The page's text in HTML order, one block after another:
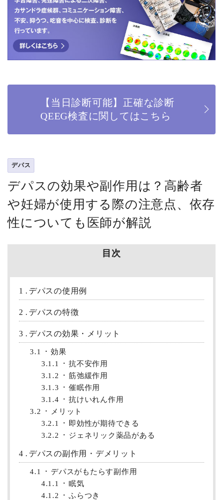
【当日診断可能】正確な診断
QEEG検査に関してはこちら
デパス
デパスの効果や副作用は？高齢者
や妊婦が使用する際の注意点、依存
性についても医師が解説
目次
1 デパスの使用例
2 デパスの特徴
3 デパスの効果・メリット
3.1
効果
3.1.1
抗不安作用
3.1.2
筋弛緩作用
3.1.3
催眠作用
3.1.4
抗けいれん作用
3.2
メリット
3.2.1
即効性が期待できる
3.2.2
ジェネリック薬品がある
4 デパスの副作用・デメリット
4.1
デパスがもたらす副作用
4.1.1
眠気
4.1.2
ふらつき